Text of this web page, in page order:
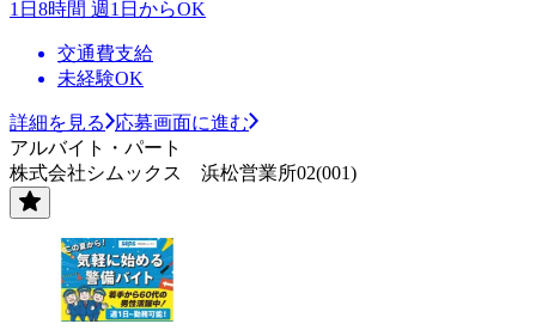
1日8時間 週1日からOK
交通費支給
未経験OK
詳細を見る
応募画面に進む
アルバイト・パート
株式会社シムックス 浜松営業所02(001)